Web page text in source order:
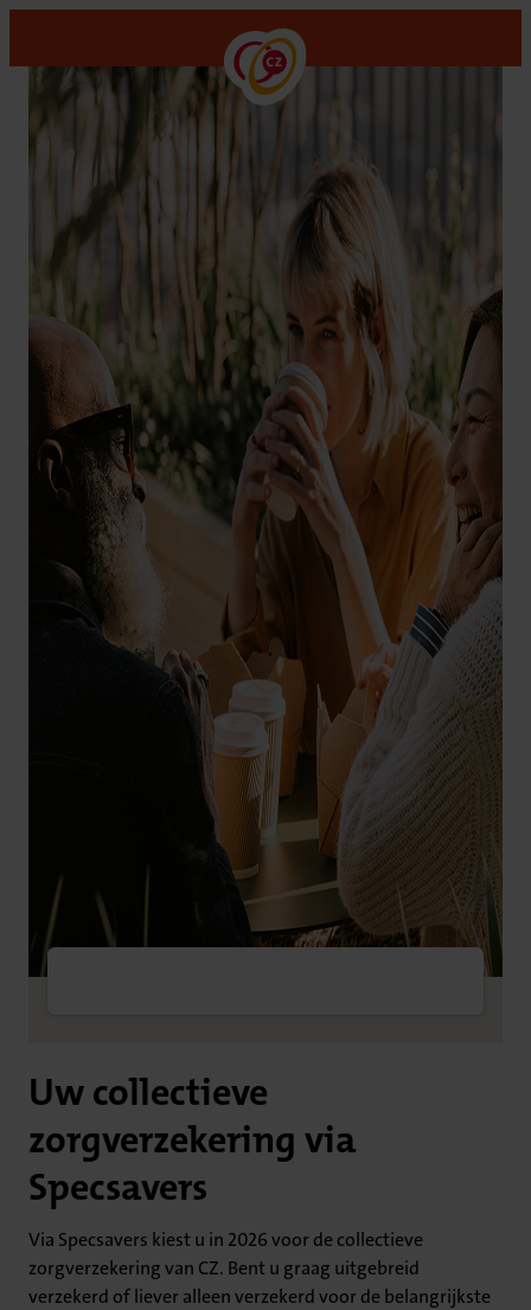
Uw collectieve
zorgverzekering via
Specsavers
Via Specsavers kiest u in 2026 voor de collectieve
zorgverzekering van CZ. Bent u graag uitgebreid
verzekerd of liever alleen verzekerd voor de belangrijkste